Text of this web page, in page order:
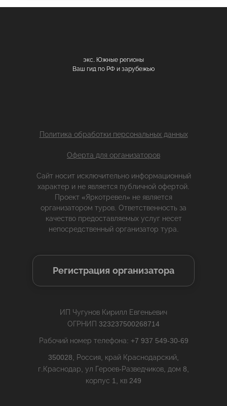
экс. Южные регионы
Ваш гид по РФ и зарубежью
Политика обработки персональных данных
Оферта для организаторов
Сайт носит исключительно информационный
характер и не является публичной офертой.
Проект «Яркотревел» не является
организатором туров. Ответственность за
качество предоставляемых услуг несет
непосредственный организатор тура.
Регистрация организатора
ИП Чугунов Кирилл Евгеньевич
ОГРНИП 323237500268714
Рабочий номер телефона: +7 937 549-30-69
350028, Россия, край Краснодарский,
г.Краснодар, ул Героев-Разведчиков, дом 8,
корпус 1, кв 249